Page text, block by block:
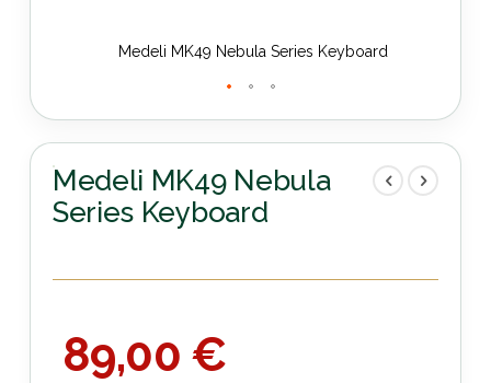
Medeli MK49 Nebula Series Keyboard
Zum
Anfang
der
Bildergalerie
springen
Medeli MK49 Nebula
Series Keyboard
89,00 €